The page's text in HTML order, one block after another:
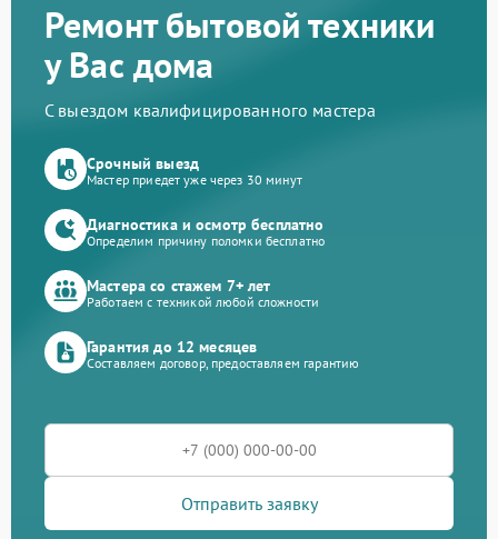
Ремонт бытовой техники
у Вас дома
С выездом квалифицированного мастера
Срочный выезд
Мастер приедет уже через 30 минут
Диагностика и осмотр бесплатно
Определим причину поломки бесплатно
Мастера со стажем 7+ лет
Работаем с техникой любой сложности
Гарантия до 12 месяцев
Составляем договор, предоставляем гарантию
Отправить заявку